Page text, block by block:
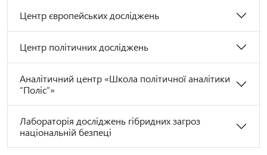
Центр європейських досліджень
Центр політичних досліджень
Аналітичний центр «Школа політичної аналітики
“Поліс”»
Лабораторія досліджень гібридних загроз
національній безпеці